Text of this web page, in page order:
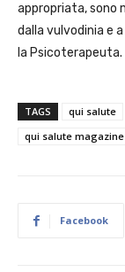
appropriata, sono
dalla vulvodinia e
la Psicoterapeuta.
TAGS qui salute
qui salute
Facebook